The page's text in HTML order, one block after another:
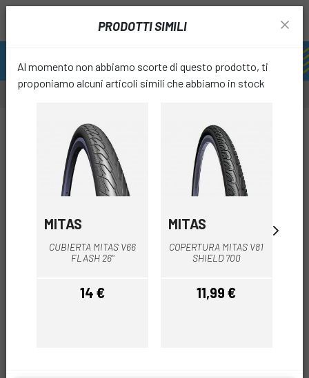
PRODOTTI SIMILI
Al momento non abbiamo scorte di questo prodotto, ti
proponiamo alcuni articoli simili che abbiamo in stock
MITAS
CUBIERTA MITAS V66
FLASH 26"
Prezzo
14 €
MITAS
COPERTURA MITAS V81
SHIELD 700
Prezzo
11,99 €